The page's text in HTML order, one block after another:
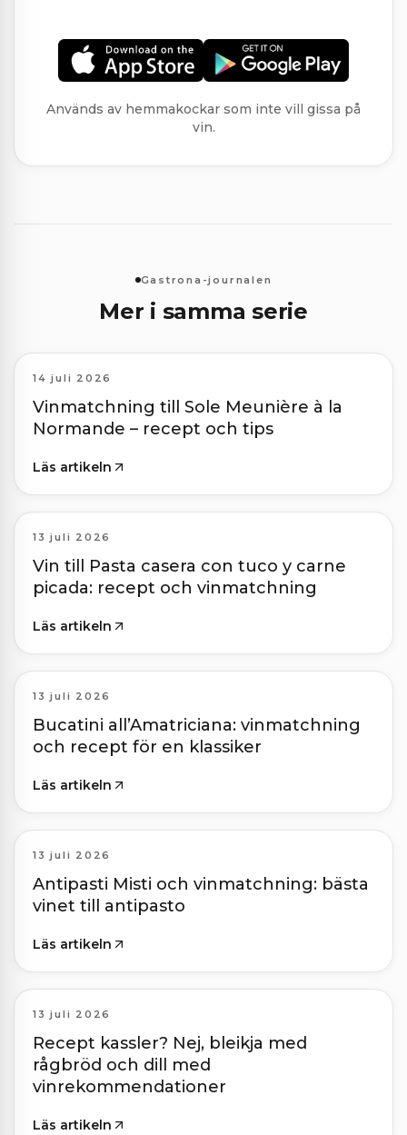
Används av hemmakockar som inte vill gissa på
vin.
Gastrona-journalen
Mer i samma serie
14 juli 2026
Vinmatchning till Sole Meunière à la
Normande – recept och tips
Läs artikeln
13 juli 2026
Vin till Pasta casera con tuco y carne
picada: recept och vinmatchning
Läs artikeln
13 juli 2026
Bucatini all’Amatriciana: vinmatchning
och recept för en klassiker
Läs artikeln
13 juli 2026
Antipasti Misti och vinmatchning: bästa
vinet till antipasto
Läs artikeln
13 juli 2026
Recept kassler? Nej, bleikja med
rågbröd och dill med
vinrekommendationer
Läs artikeln